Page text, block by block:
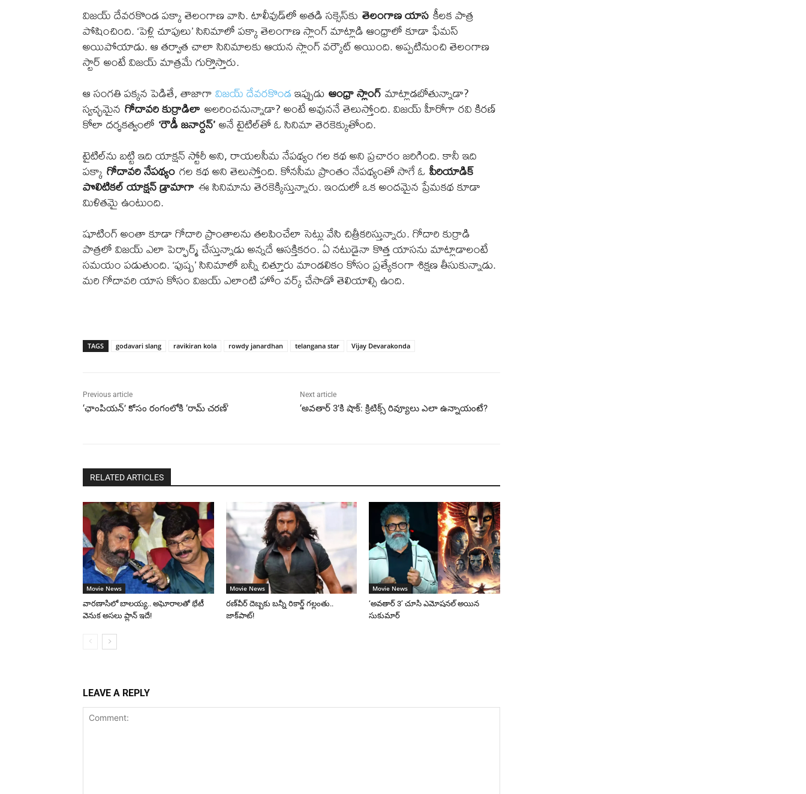
విజయ్ దేవరకొండ పక్కా తెలంగాణ వాసి. టాలీవుడ్‌లో అతడి సక్సెస్‌కు తెలంగాణ యాసకీలక పాత్ర
పోషించింది. ‘పెళ్లి చూపులు’ సినిమాలో పక్కా తెలంగాణ స్లాంగ్ మాట్లాడి ఆంధ్రాలో కూడా ఫేమస్
అయిపోయాడు. ఆ తర్వాత చాలా సినిమాలకు ఆయన స్లాంగ్ వర్కౌట్ అయింది. అప్పటినుంచి తెలంగాణ
స్టార్ అంటే విజయ్ మాత్రమే గుర్తొస్తారు.
ఆ సంగతి పక్కన పెడితే, తాజాగావిజయ్ దేవరకొండఇప్పుడుఆంధ్రా స్లాంగ్మాట్లాడబోతున్నాడా?
స్వచ్ఛమైన గోదావరి కుర్రాడిలా అలరించనున్నాడా? అంటే అవుననే తెలుస్తోంది. విజయ్ హీరోగా రవి కిరణ్
కోలా దర్శకత్వంలో ‘రౌడీ జనార్దన్’అనే టైటిల్‌తో ఓ సినిమా తెరకెక్కుతోంది.
టైటిల్‌ను బట్టి ఇది యాక్షన్ స్టోరీ అని, రాయలసీమ నేప‌థ్యం గ‌ల కథ అని ప్రచారం జరిగింది. కానీ ఇది
పక్కాగోదావరి నేప‌థ్యంగల కథ అని తెలుస్తోంది. కోనసీమ ప్రాంతం నేపథ్యంతో సాగే ఓ పీరియాడిక్
పొలిటికల్ యాక్షన్ డ్రామాగా ఈ సినిమాను తెరకెక్కిస్తున్నారు. ఇందులో ఒక అందమైన ప్రేమకథ కూడా
మిళితమై ఉంటుంది.
షూటింగ్ అంతా కూడా గోదారి ప్రాంతాలను తలపించేలా సెట్లు వేసి చిత్రీకరిస్తున్నారు. గోదారి కుర్రాడి
పాత్రలో విజయ్ ఎలా పెర్ఫార్మ్ చేస్తున్నాడు అన్నదే ఆసక్తికరం. ఏ నటుడైనా కొత్త యాసను మాట్లాడాలంటే
సమయం పడుతుంది. ‘పుష్ప’ సినిమాలో బన్నీ చిత్తూరు మాండలికం కోసం ప్రత్యేకంగా శిక్షణ తీసుకున్నాడు.
మరి గోదావరి యాస కోసం విజయ్ ఎలాంటి హోం వర్క్ చేసాడో తెలియాల్సి ఉంది.
TAGS godavari slang ravikiran kola rowdy janardhan telangana star Vijay Devarakonda
Previous article
‘ఛాంపియన్’ కోసం రంగంలోకి ‘రామ్ చరణ్’
Next article
‘అవతార్ 3’కి షాక్: క్రిటిక్స్ రివ్యూలు ఎలా ఉన్నాయంటే?
RELATED ARTICLES
Movie News
వారణాసిలో బాలయ్య.. అఘోరాలతో భేటీ
వెనుక అసలు ప్లాన్ ఇదే!
Movie News
రణ్‌వీర్ దెబ్బకు బన్నీ రికార్డ్ గల్లంతు..
జాక్‌పాట్!
Movie News
‘అవతార్ 3’ చూసి ఎమోషనల్ అయిన
సుకుమార్
LEAVE A REPLY